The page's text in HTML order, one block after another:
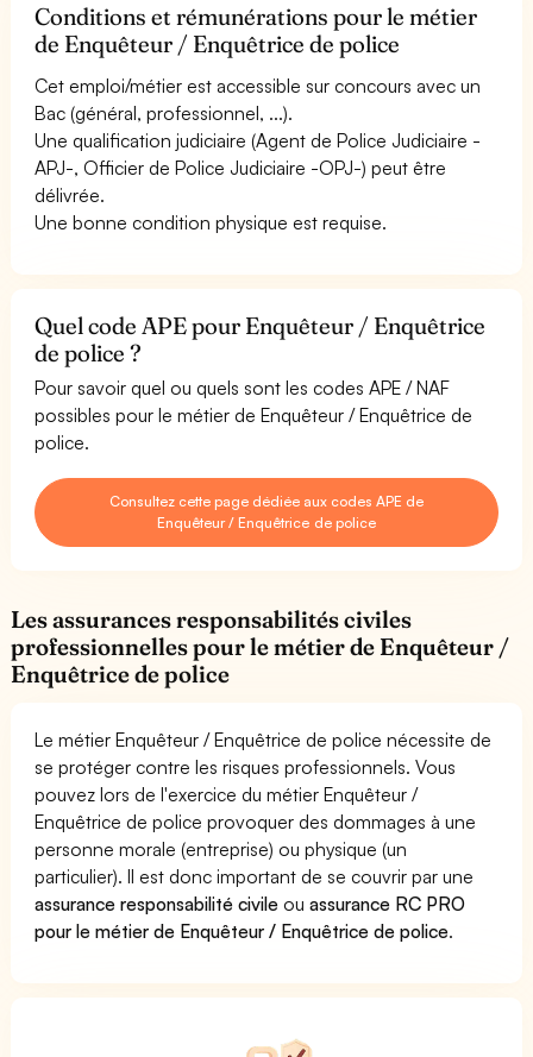
Conditions et rémunérations pour le métier
de Enquêteur / Enquêtrice de police
Cet emploi/métier est accessible sur concours avec un
Bac (général, professionnel, ...).
Une qualification judiciaire (Agent de Police Judiciaire -
APJ-, Officier de Police Judiciaire -OPJ-) peut être
délivrée.
Une bonne condition physique est requise.
Quel code APE pour Enquêteur / Enquêtrice
de police ?
Pour savoir quel ou quels sont les codes APE / NAF
possibles pour le métier de Enquêteur / Enquêtrice de
police.
Consultez cette page dédiée aux codes APE de
Enquêteur / Enquêtrice de police
Les assurances responsabilités civiles
professionnelles pour le métier de Enquêteur /
Enquêtrice de police
Le métier Enquêteur / Enquêtrice de police nécessite de
se protéger contre les risques professionnels. Vous
pouvez lors de l'exercice du métier Enquêteur /
Enquêtrice de police provoquer des dommages à une
personne morale (entreprise) ou physique (un
particulier). Il est donc important de se couvrir par une
assurance responsabilité civile ouassurance RC PRO
pour le métier de Enquêteur / Enquêtrice de police.